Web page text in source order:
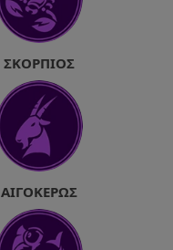
ΣΚΟΡΠΙΌΣ
ΑΙΓΌΚΕΡΩΣ